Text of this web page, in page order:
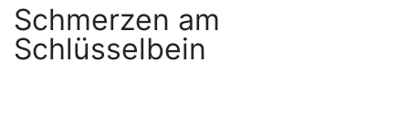
Schmerzen am
Schlüsselbein